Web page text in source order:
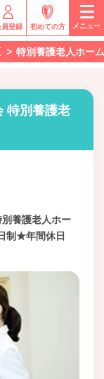
員登録 初めての方 メニュー
特別養護老人ホー
特別養護老
養護老人ホー
制★年間休日